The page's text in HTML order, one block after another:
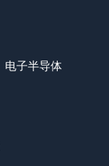
电子半导体